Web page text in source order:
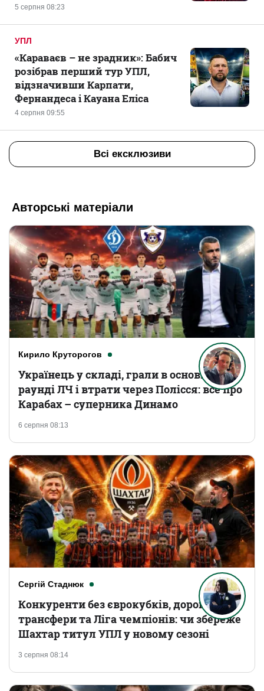
5 серпня 08:23
УПЛ
4 серпня 09:55
«Караваєв – не зрадник»: Бабич
розібрав перший тур УПЛ,
відзначивши Карпати,
Фернандеса і Кауана Еліса
Всі ексклюзиви
Авторські матеріали
Кирило Круторогов
6 серпня 08:13
Українець у складі, грали в основному
раунді ЛЧ і втрати через Полісся: все про
Карабах – суперника Динамо
Сергій Стаднюк
3 серпня 08:14
Конкуренти без єврокубків, дорогі
трансфери та Ліга чемпіонів: чи збереже
Шахтар титул УПЛ у новому сезоні